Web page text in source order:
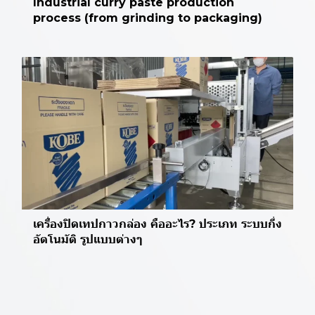
process (from grinding to packaging)
เครื่องปิดเทปกาวกล่อง คืออะไร? ประเภท ระบบกึ่ง
อัตโนมัติ รูปแบบต่างๆ